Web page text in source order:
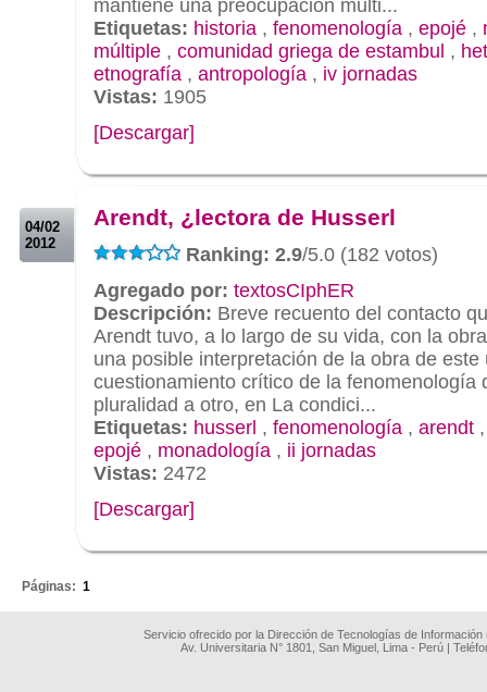
mantiene una preocupación multi...
Etiquetas: historia , fenomenología , epojé ,
múltiple , comunidad griega de estambul ,
etnografía , antropología , iv jornadas
Vistas: 1905
[Descargar]
04/02
2012
Arendt, ¿lectora de Husserl
Ranking: 2.9/5.0 (182 votos)
Agregado por: textosCIphER
Descripción: Breve recuento del contacto
Arendt tuvo, a lo largo de su vida, con la
una posible interpretación de la obra de este
cuestionamiento crítico de la fenomenología
pluralidad a otro, en La condici...
Etiquetas: husserl , fenomenología , arendt
epojé , monadología , ii jornadas
Vistas: 2472
[Descargar]
Páginas: 1
Servicio ofrecido por la Dirección de Tecnologías de
Av. Universitaria N° 1801, San Miguel, Lima - Perú |